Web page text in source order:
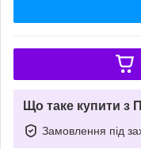
Що таке купити з
Замовлення під